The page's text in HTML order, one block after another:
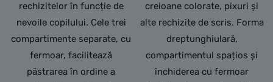
rechizitelor în funcție de
nevoile copilului. Cele trei
compartimente separate, cu
fermoar, facilitează
păstrarea în ordine a
creioane colorate, pixuri și
alte rechizite de scris. Forma
dreptunghiulară,
compartimentul spațios și
închiderea cu fermoar